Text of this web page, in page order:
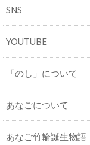
SNS
YOUTUBE
「のし」について
あなごについて
あなご竹輪誕生物語